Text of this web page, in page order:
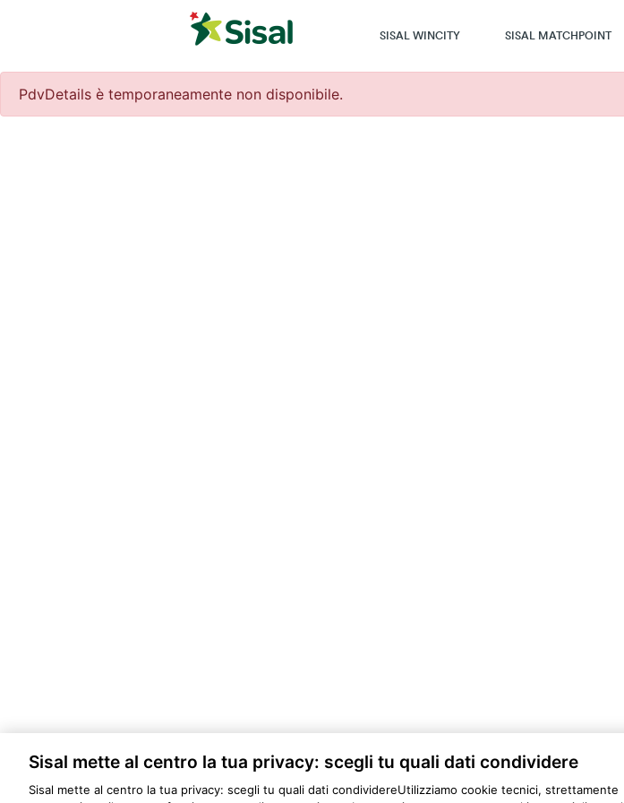
SISAL WINCITY SISAL MATCHPOINT
PdvDetails è temporaneamente non disponibile.
Sisal mette al centro la tua privacy: scegli tu quali dati condividere
Sisal mette al centro la tua privacy: scegli tu quali dati condividere​Utilizziamo cookie tecnici, strettamente